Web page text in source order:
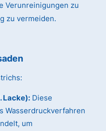
Verunreinigungen zu
zu vermeiden.
Lacke): Diese
Wasserdruckverfahren
um